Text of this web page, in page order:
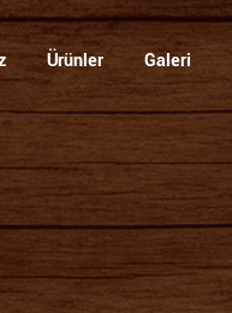
Ürünler Galeri